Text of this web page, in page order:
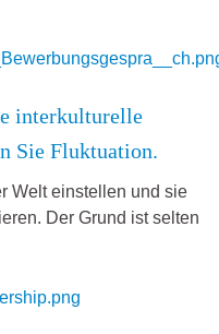
interkulturelle
Sie Fluktuation.
Welt einstellen und sie
Der Grund ist selten